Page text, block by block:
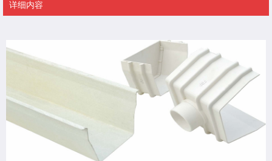
详细内容